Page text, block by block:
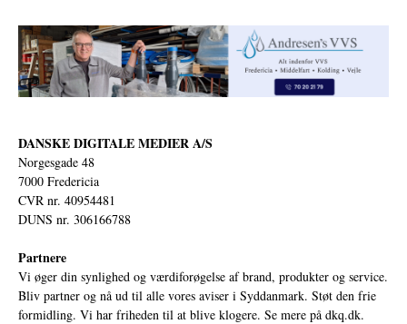
DANSKE DIGITALE MEDIER A/S
Norgesgade 48
7000 Fredericia
CVR nr. 40954481
DUNS nr. 306166788
Partnere
Vi øger din synlighed og værdiforøgelse af brand, produkter og service.
Bliv partner og nå ud til alle vores aviser i Syddanmark. Støt den frie
formidling. Vi har friheden til at blive klogere. Se mere på dkq.dk.